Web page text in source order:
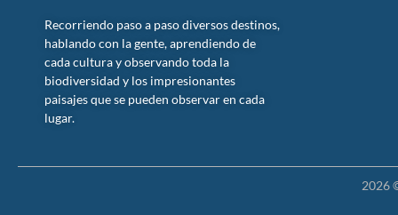
Recorriendo paso a paso diversos destinos,
hablando con la gente, aprendiendo de
cada cultura y observando toda la
biodiversidad y los impresionantes
paisajes que se pueden observar en cada
lugar.
2026